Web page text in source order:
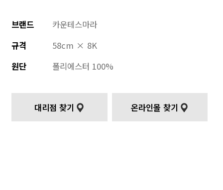
브랜드
카운테스마라
규격
58cm × 8K
원단
폴리에스터 100%
대리점 찾기 온라인몰 찾기